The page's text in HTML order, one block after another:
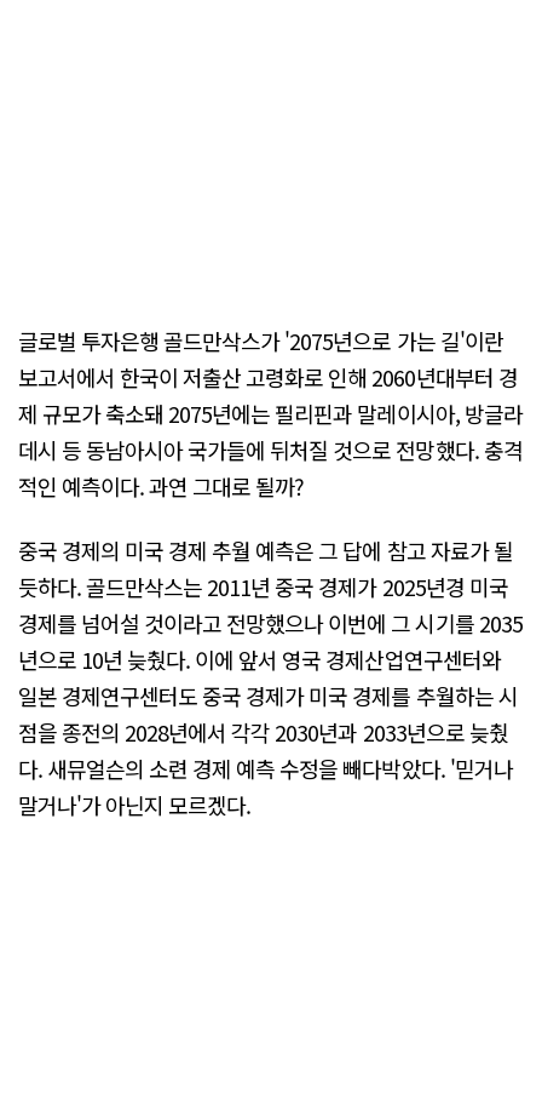
글로벌 투자은행 골드만삭스가 '2075년으로 가는 길'이란
보고서에서 한국이 저출산 고령화로 인해 2060년대부터 경
제 규모가 축소돼 2075년에는 필리핀과 말레이시아, 방글라
데시 등 동남아시아 국가들에 뒤처질 것으로 전망했다. 충격
적인 예측이다. 과연 그대로 될까?
중국 경제의 미국 경제 추월 예측은 그 답에 참고 자료가 될
듯하다. 골드만삭스는 2011년 중국 경제가 2025년경 미국
경제를 넘어설 것이라고 전망했으나 이번에 그 시기를 2035
년으로 10년 늦췄다. 이에 앞서 영국 경제산업연구센터와
일본 경제연구센터도 중국 경제가 미국 경제를 추월하는 시
점을 종전의 2028년에서 각각 2030년과 2033년으로 늦췄
다. 새뮤얼슨의 소련 경제 예측 수정을 빼다박았다. '믿거나
말거나'가 아닌지 모르겠다.